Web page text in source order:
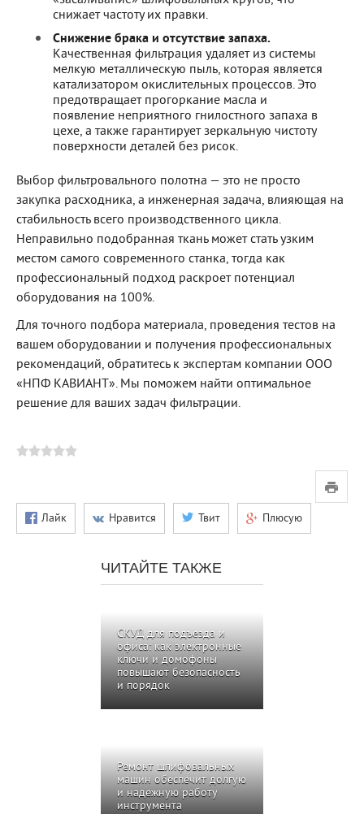
снижает частоту их правки.
Снижение брака и отсутствие запаха.
Качественная фильтрация удаляет из системы
мелкую металлическую пыль, которая является
катализатором окислительных процессов. Это
предотвращает прогоркание масла и
появление неприятного гнилостного запаха в
цехе, а также гарантирует зеркальную чистоту
поверхности деталей без рисок.
Выбор фильтровального полотна — это не просто
закупка расходника, а инженерная задача, влияющая на
стабильность всего производственного цикла.
Неправильно подобранная ткань может стать узким
местом самого современного станка, тогда как
профессиональный подход раскроет потенциал
оборудования на 100%.
Для точного подбора материала, проведения тестов на
вашем оборудовании и получения профессиональных
рекомендаций, обратитесь к экспертам компании ООО
«НПФ КАВИАНТ». Мы поможем найти оптимальное
решение для ваших задач фильтрации.
Лайк Нравится Твит Плюсую
ЧИТАЙТЕ ТАКЖЕ
СКУД для подъезда и
офиса: как электронные
ключи и домофоны
повышают безопасность
и порядок
Ремонт шлифовальных
машин обеспечит долгую
и надежную работу
инструмента